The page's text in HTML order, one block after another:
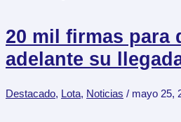
20 mil firmas para
adelante su
Destacado, Lota, Noticias / mayo 25,